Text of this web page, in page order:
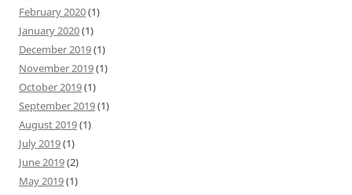
February 2020(1)
January 2020(1)
December 2019(1)
November 2019(1)
October 2019(1)
September 2019(1)
August 2019(1)
July 2019(1)
June 2019(2)
May 2019(1)